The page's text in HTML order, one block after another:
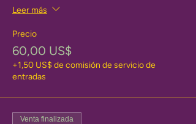
Leer más
Precio
60,00 US$
+1,50 US$ de comisión de servicio de
entradas
Venta finalizada